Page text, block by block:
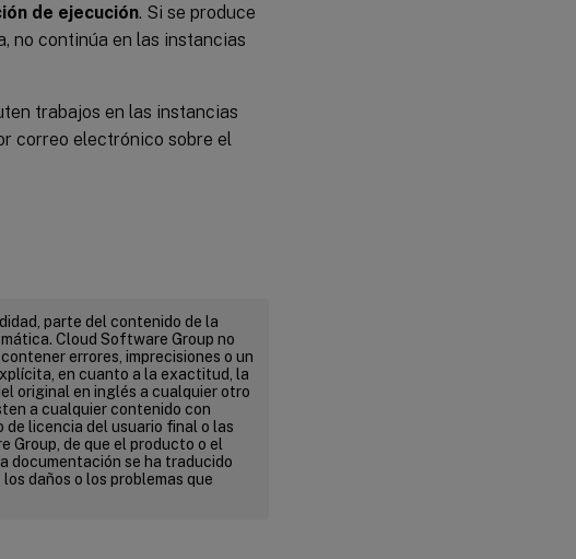
de ejecución. Si se produce
no continúa en las instancias
trabajos en las instancias
correo electrónico sobre el
parte del contenido de la
Cloud Software Group no
errores, imprecisiones o un
en cuanto a la exactitud, la
original en inglés a cualquier otro
a cualquier contenido con
licencia del usuario final o las
Group, de que el producto o el
documentación se ha traducido
daños o los problemas que